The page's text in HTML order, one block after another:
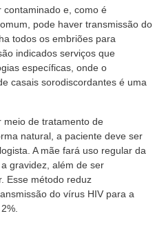
e, como é
pode haver transmissão do
todos os embriões para
indicados serviços que
específicas, onde o
casais sorodiscordantes é uma
meio de tratamento de
natural, a paciente deve ser
A mãe fará uso regular da
gravidez, além de ser
Esse método reduz
do vírus HIV para a